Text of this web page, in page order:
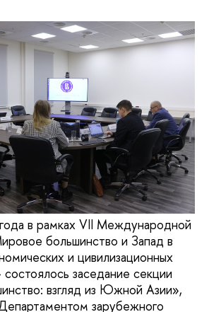
в рамках VII Международной
большинство и Запад в
и цивилизационных
заседание секции
взгляд из Южной Азии»,
зарубежного